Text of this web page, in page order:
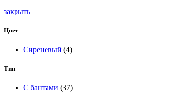
закрыть
Цвет
Сиреневый (4)
Тип
С бантами (37)